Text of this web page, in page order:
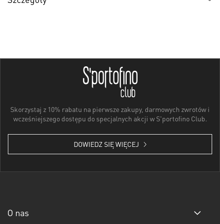
Skorzystaj z 10% rabatu na pierwsze zakupy, darmowych zwrotów i
wcześniejszego dostępu do specjalnych akcji w S'portofino Club.
DOWIEDZ SIĘ WIĘCEJ
O nas